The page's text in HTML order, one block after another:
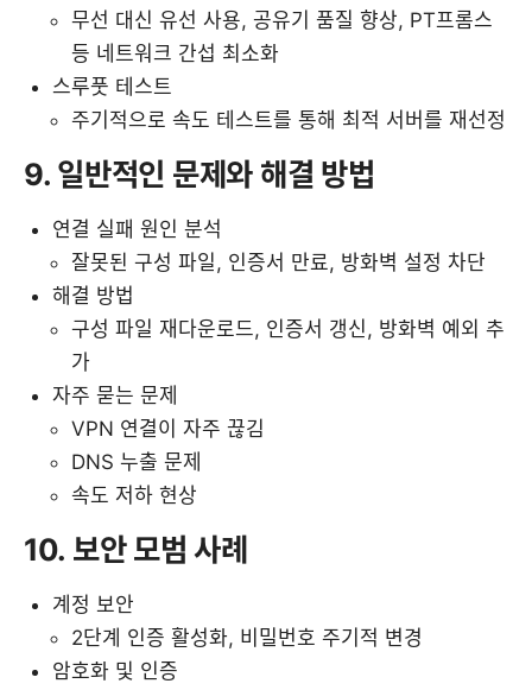
무선 대신 유선 사용, 공유기 품질 향상, PT프롬스
등 네트워크 간섭 최소화
스루풋 테스트
주기적으로 속도 테스트를 통해 최적 서버를 재선정
9. 일반적인 문제와 해결 방법
연결 실패 원인 분석
잘못된 구성 파일, 인증서 만료, 방화벽 설정 차단
해결 방법
구성 파일 재다운로드, 인증서 갱신, 방화벽 예외 추
가
자주 묻는 문제
VPN 연결이 자주 끊김
DNS 누출 문제
속도 저하 현상
10. 보안 모범 사례
계정 보안
2단계 인증 활성화, 비밀번호 주기적 변경
암호화 및 인증